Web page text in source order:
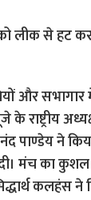
और सभागार
राष्ट्रीय
पाण्डेय ने
मंच का
कलहंस ने